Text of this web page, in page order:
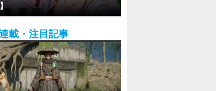
載・注目記事